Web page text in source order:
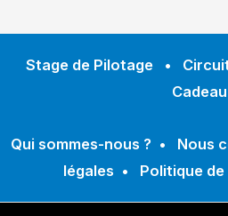
Stage de Pilotage •
Cadeau
Qui sommes-nous ? • Nous
légales • Politique